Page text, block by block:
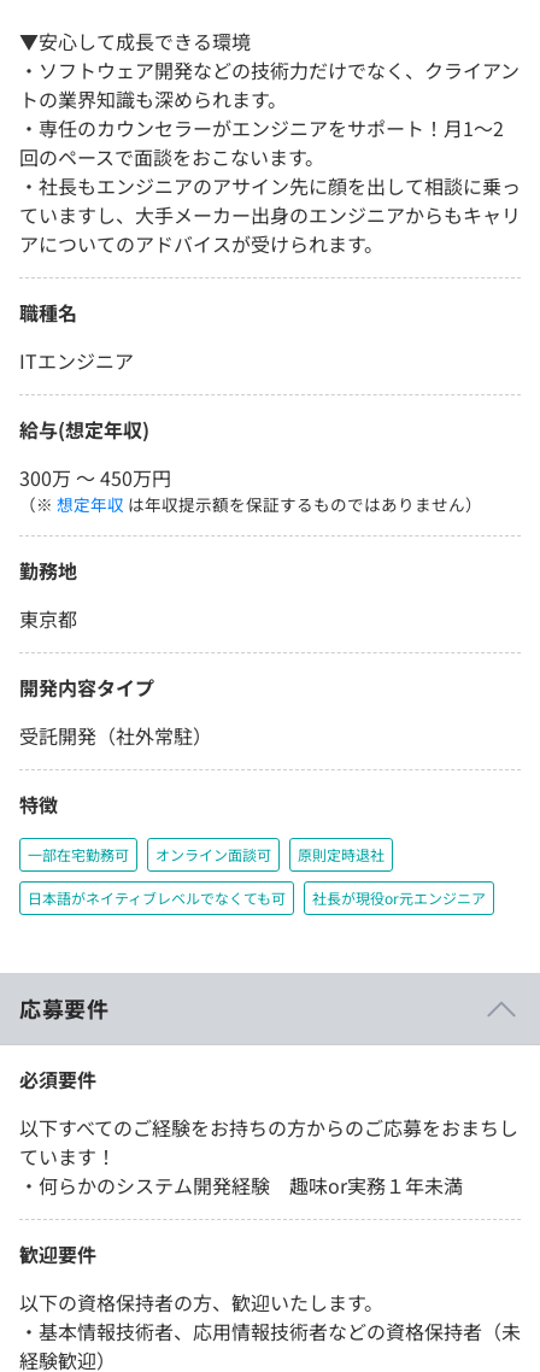
▼安心して成長できる環境
・ソフトウェア開発などの技術力だけでなく、クライアン
トの業界知識も深められます。
・専任のカウンセラーがエンジニアをサポート！月1〜2
回のペースで面談をおこないます。
・社長もエンジニアのアサイン先に顔を出して相談に乗っ
ていますし、大手メーカー出身のエンジニアからもキャリ
アについてのアドバイスが受けられます。
職種名
ITエンジニア
給与(想定年収)
300万 〜 450万円
（※ 想定年収 は年収提示額を保証するものではありません）
勤務地
東京都
開発内容タイプ
受託開発（社外常駐）
特徴
一部在宅勤務可 オンライン面談可 原則定時退社
日本語がネイティブレベルでなくても可 社長が現役or元エンジニア
応募要件
必須要件
以下すべてのご経験をお持ちの方からのご応募をおまちし
ています！
・何らかのシステム開発経験 趣味or実務１年未満
歓迎要件
以下の資格保持者の方、歓迎いたします。
・基本情報技術者、応用情報技術者などの資格保持者（未
経験歓迎）